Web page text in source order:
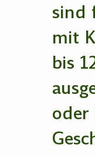
sind
mit
bis
oder